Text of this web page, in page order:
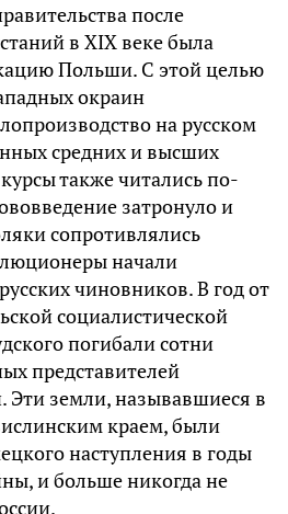
после
в XIX веке была
Польши. С этой целью
окраин
на русском
средних и высших
также читались по-
затронуло и
сопротивлялись
начали
чиновников. В год от
социалистической
погибали сотни
представителей
Эти земли, называвшиеся в
краем, были
наступления в годы
и больше никогда не